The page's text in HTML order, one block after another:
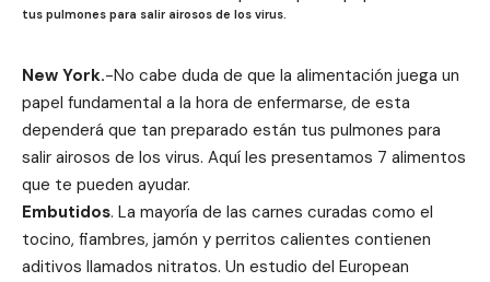
tus pulmones para salir airosos de los virus.
New York.-No cabe duda de que la alimentación juega un
papel fundamental a la hora de enfermarse, de esta
dependerá que tan preparado están tus pulmones para
salir airosos de los virus. Aquí les presentamos 7 alimentos
que te pueden ayudar.
Embutidos. La mayoría de las carnes curadas como el
tocino, fiambres, jamón y perritos calientes contienen
aditivos llamados nitratos. Un estudio del European